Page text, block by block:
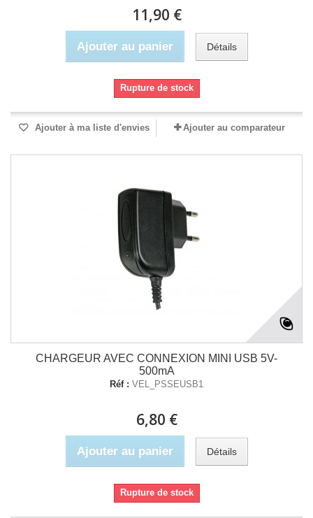
11,90 €
Ajouter au panier Détails
Rupture de stock
Ajouter à ma liste d'envies Ajouter au comparateur
CHARGEUR AVEC CONNEXION MINI USB 5V-
500mA
Réf : VEL_PSSEUSB1
6,80 €
Ajouter au panier Détails
Rupture de stock